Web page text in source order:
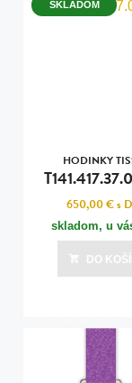
SKLADOM
HODINKY
650,00 €s
skladom, u
DO